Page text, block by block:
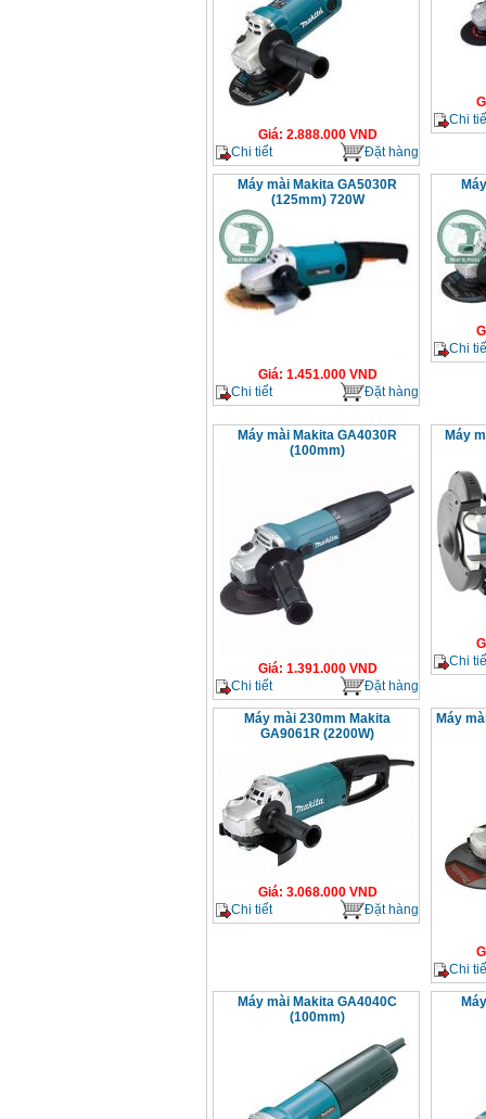
Giá: 2.888.000VND
Chi tiết
Đặt hàng
Chi
Máy mài Makita GA5030R
(125mm) 720W
Giá: 1.451.000VND
Chi tiết
Đặt hàng
Chi
Máy mài Makita GA4030R
(100mm)
Giá: 1.391.000VND
Chi tiết
Đặt hàng
Máy
Chi
Máy mài 230mm Makita
GA9061R (2200W)
Giá: 3.068.000VND
Chi tiết
Đặt hàng
Máy
Chi
Máy mài Makita GA4040C
(100mm)